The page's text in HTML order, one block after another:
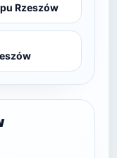
Rzeszów